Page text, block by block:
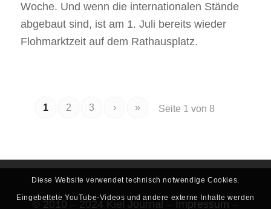
Woche. Und wenn die internationalen Stände
abgebaut sind, ist am 1. Juli bereits wieder
Flohmarktzeit auf dem Rathausplatz.
Seite 1 von 8
1 2 3 › »
© 2010 – 2024 Kiel Journal –Impressum–
Diese Website verwendet technisch notwendige Cookies.
Eingebettete YouTube-Videos und andere externe Inhalte werden